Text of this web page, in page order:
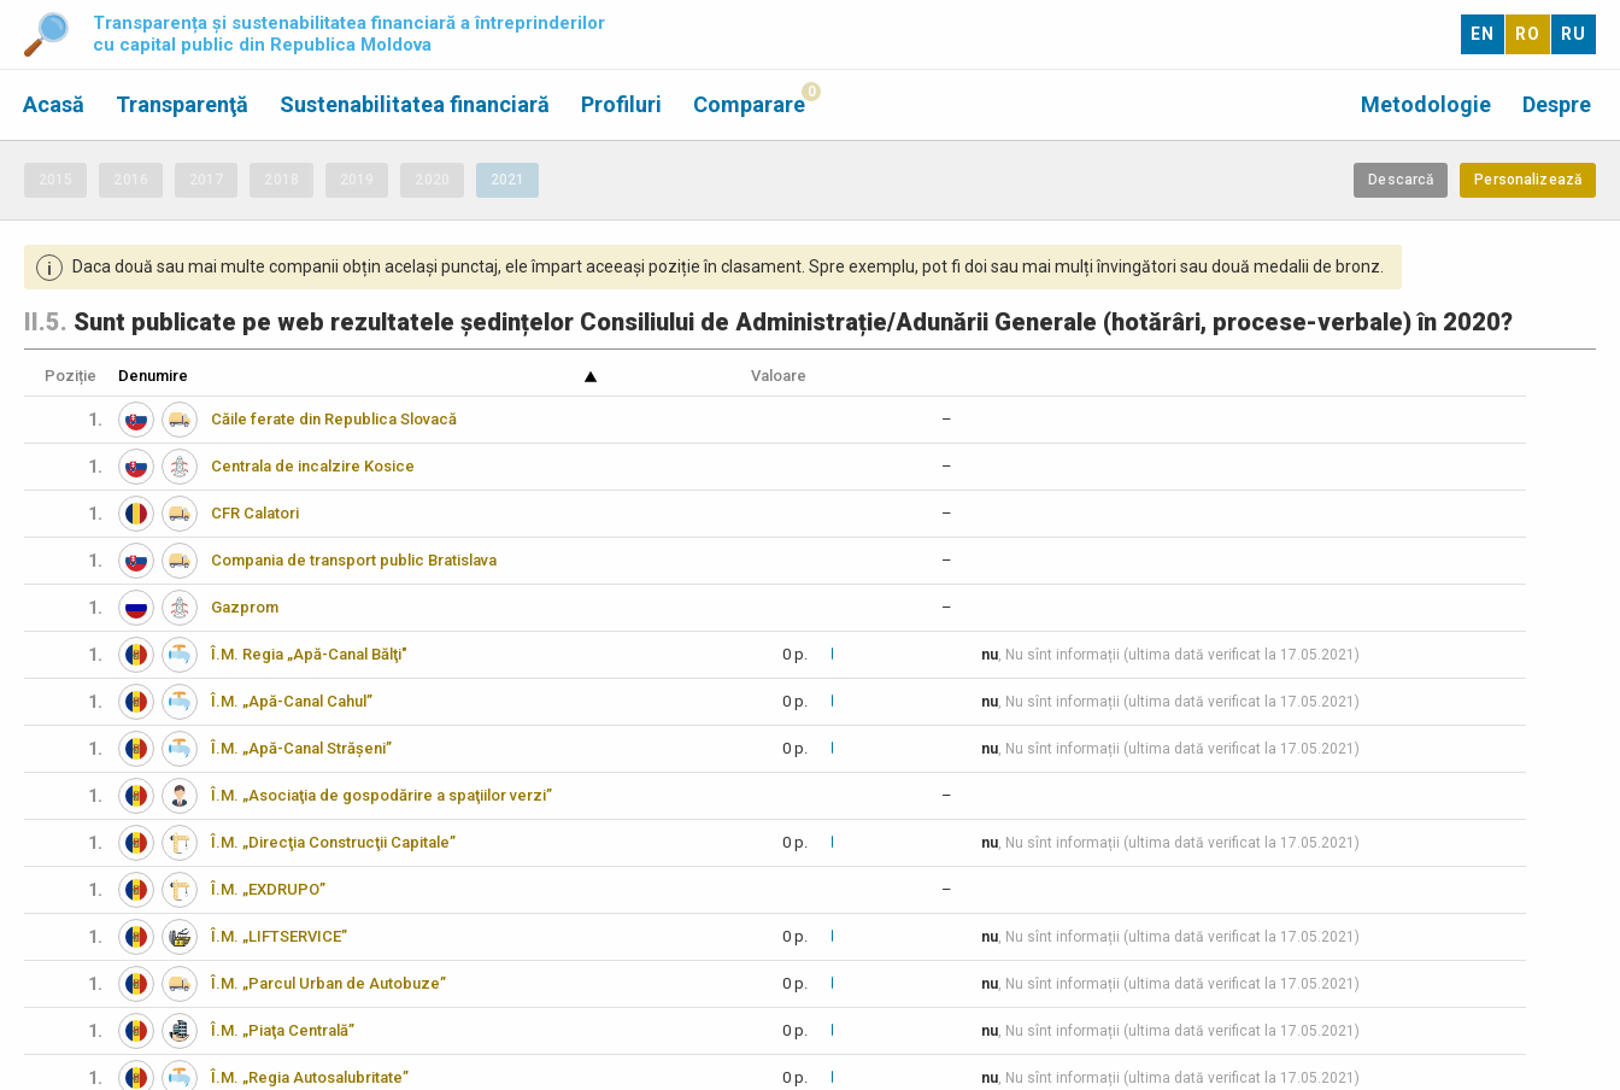
Transparența și sustenabilitatea financiară a întreprinderilor
cu capital public din Republica Moldova
EN RO RU
Acasă Transparenţă Despre
Metodologie
Sustenabilitatea financiară Profiluri Comparare 0
2021 Personalizează
Descarcă
i Daca două sau mai multe companii obțin același punctaj, ele împart aceeași poziție în clasament. Spre exemplu, pot fi doi sau mai mulți învingători sau două medalii de bronz.
II.5. Sunt publicate pe web rezultatele ședințelor Consiliului de Administrație/Adunării Generale (hotărâri, procese-verbale) în 2020?
Poziție Denumire Valoare
1. Căile ferate din Republica Slovacă –
1. Centrala de incalzire Kosice –
1. CFR Calatori –
1. Compania de transport public Bratislava –
1. Gazprom –
1. Î.M. Regia „Apă-Canal Bălţi" 0 p. nu, Nu sînt informații (ultima dată verificat la 17.05.2021)
1. Î.M. „Apă-Canal Cahul” 0 p. nu, Nu sînt informații (ultima dată verificat la 17.05.2021)
1. Î.M. „Apă-Canal Strășeni” 0 p. nu, Nu sînt informații (ultima dată verificat la 17.05.2021)
1. Î.M. „Asociaţia de gospodărire a spaţiilor verzi” –
1. Î.M. „Direcţia Construcţii Capitale” 0 p. nu, Nu sînt informații (ultima dată verificat la 17.05.2021)
1. Î.M. „EXDRUPO” –
1. Î.M. „LIFTSERVICE” 0 p. nu, Nu sînt informații (ultima dată verificat la 17.05.2021)
1. Î.M. „Parcul Urban de Autobuze” 0 p. nu, Nu sînt informații (ultima dată verificat la 17.05.2021)
1. Î.M. „Piaţa Centrală” 0 p. nu, Nu sînt informații (ultima dată verificat la 17.05.2021)
1. Î.M. „Regia Autosalubritate” 0 p. nu, Nu sînt informații (ultima dată verificat la 17.05.2021)